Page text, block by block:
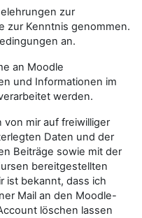
zur
zur Kenntnis genommen.
an.
an Moodle
und Informationen im
werden.
von mir auf freiwilliger
Daten und der
Beiträge sowie mit der
bereitgestellten
ist bekannt, dass ich
Mail an den Moodle-
löschen lassen